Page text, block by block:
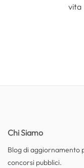
vita
Chi Siamo
Blog di aggiornamento
concorsi pubblici.